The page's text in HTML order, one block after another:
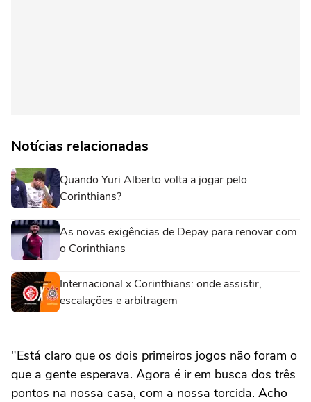
Notícias relacionadas
Quando Yuri Alberto volta a jogar pelo
Corinthians?
As novas exigências de Depay para renovar com
o Corinthians
Internacional x Corinthians: onde assistir,
escalações e arbitragem
"Está claro que os dois primeiros jogos não foram o
que a gente esperava. Agora é ir em busca dos três
pontos na nossa casa, com a nossa torcida. Acho